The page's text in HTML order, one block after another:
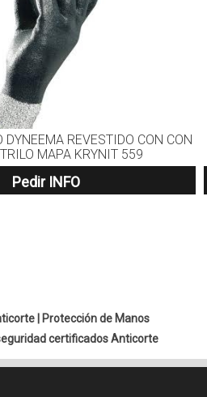
DYNEEMA REVESTIDO CON CON
MAPA KRYNIT 559
Pedir INFO
|
Protección de Manos
certificados Anticorte